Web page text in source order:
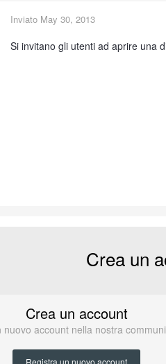
Inviato May 30, 2013
Si invitano gli utenti ad aprire una
Crea un
Crea un account
nuovo account nella nostra
Registra un nuovo account